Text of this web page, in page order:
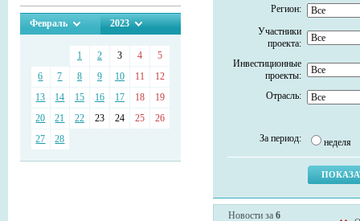
Февраль 2023
1 2 3 4
5
6
7 8 9 10 11
12
13
14 15 16 17 18
19
20
21 22 23 24 25
26
27
28
Регион:
Участники
проекта:
Инвестиционные
проекты:
Отрасль:
За период: неделя
Новости за 6